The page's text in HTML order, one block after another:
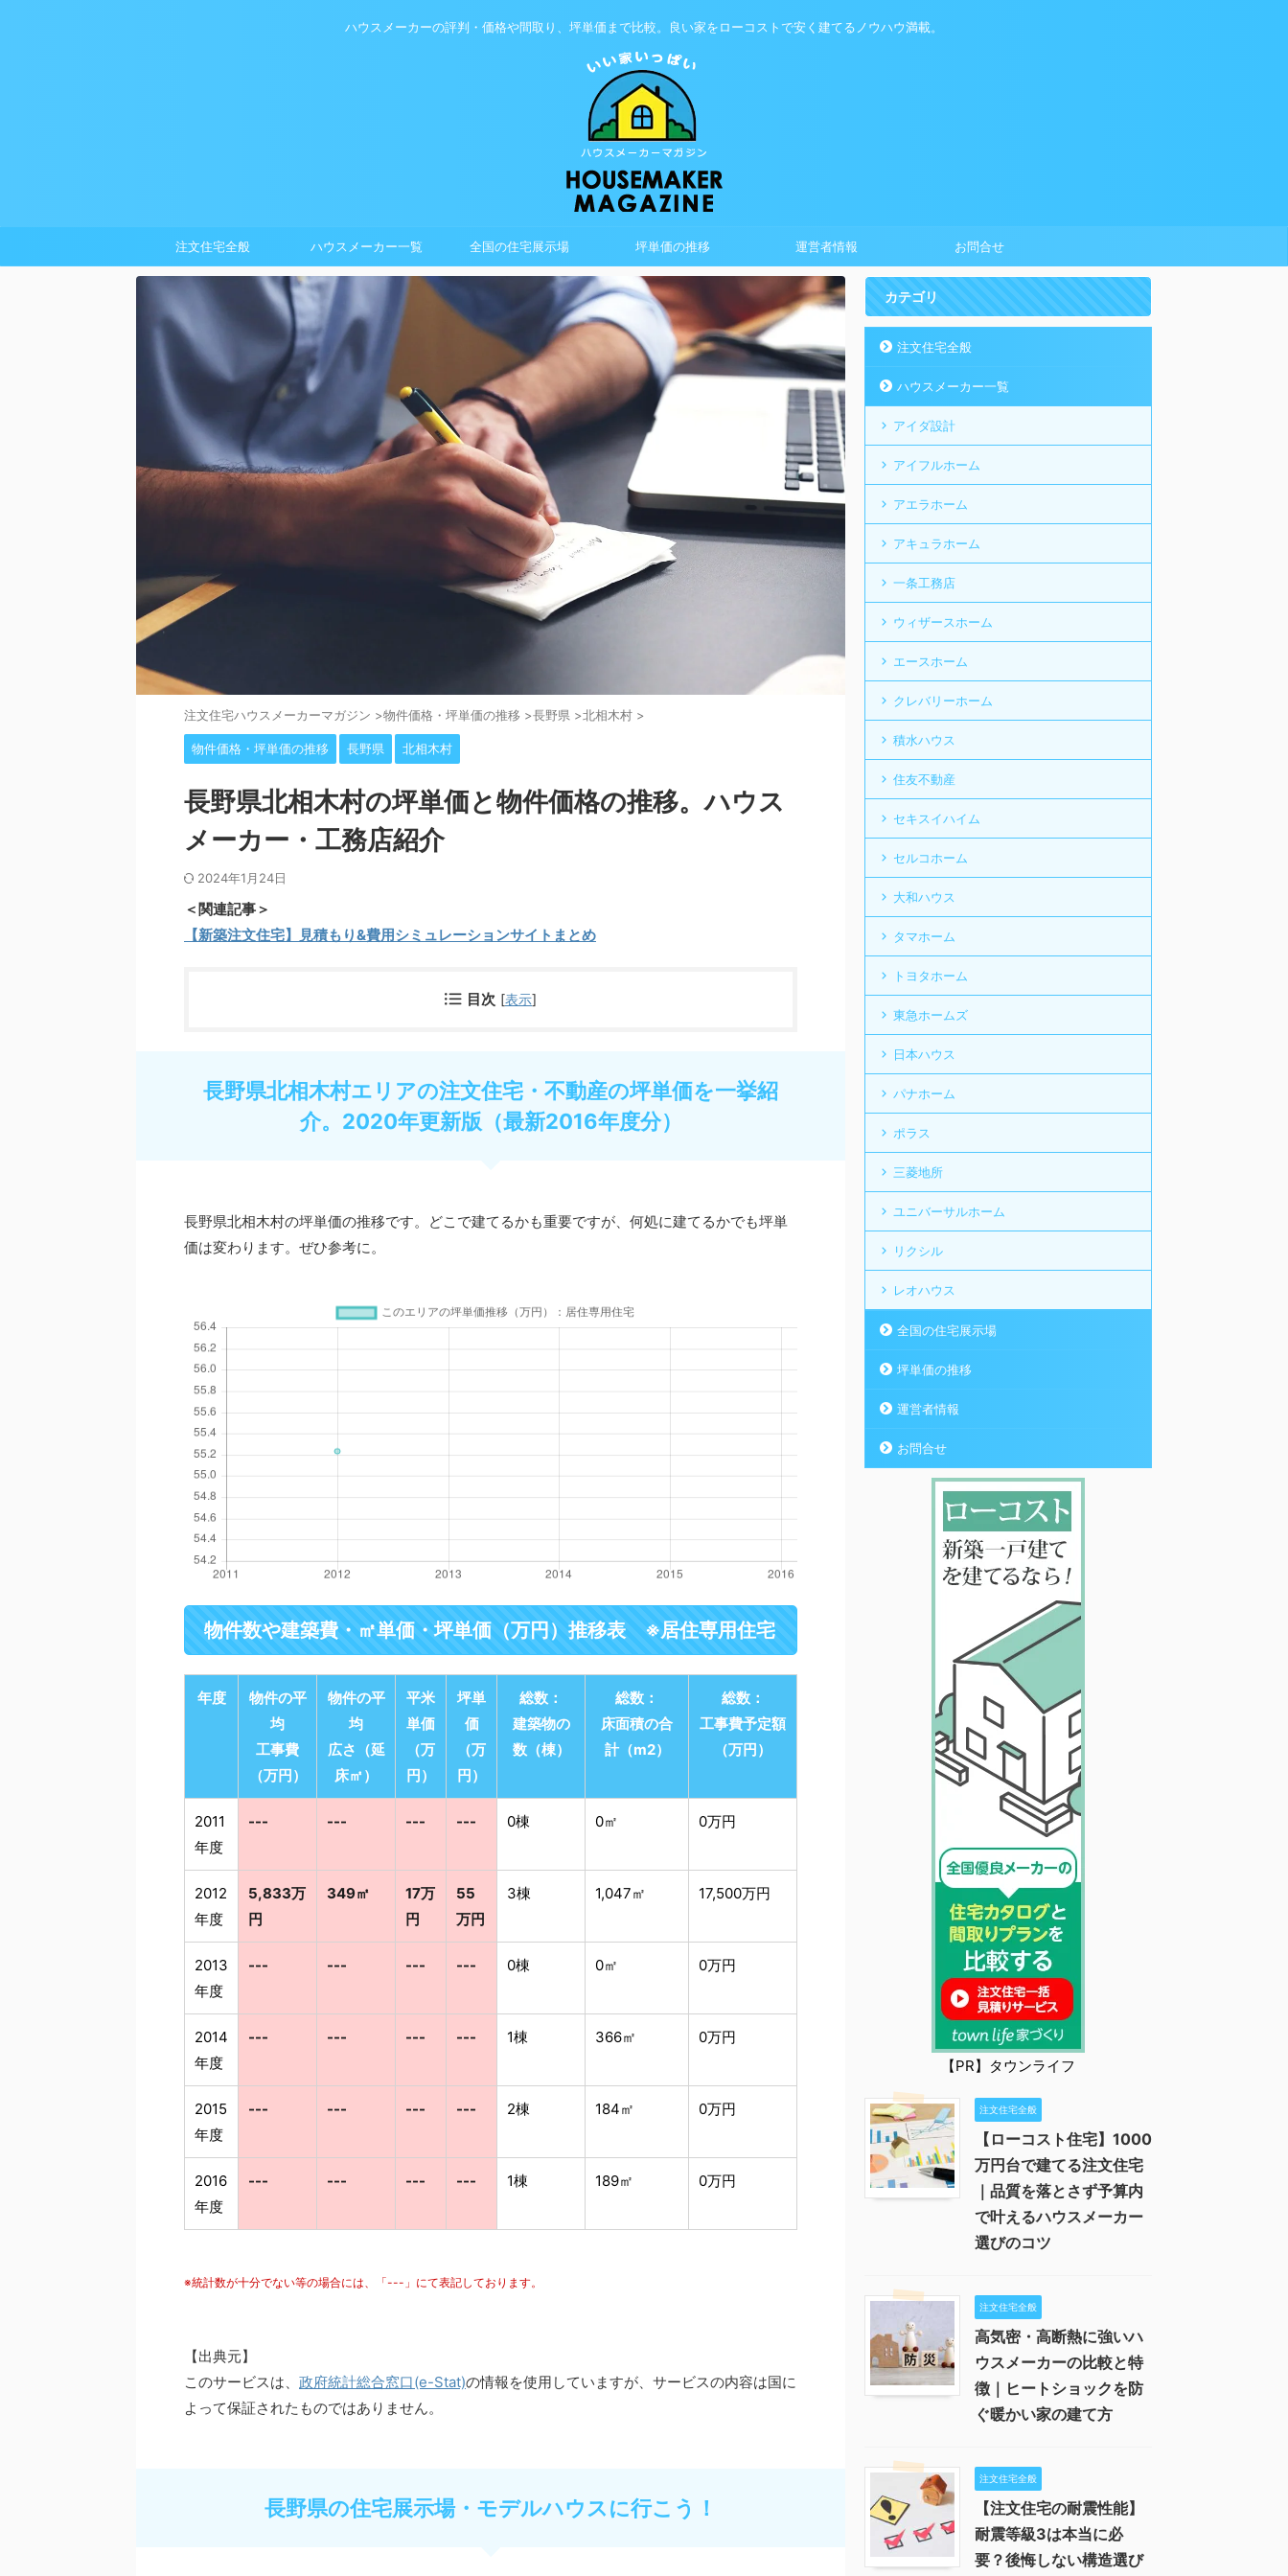
ハウスメーカーの評判・価格や間取り、坪単価まで比較。良い家をローコストで安く建てるノウハウ満載。
注文住宅全般 ハウスメーカー一覧 全国の住宅展示場 坪単価の推移 運営者情報 お問合せ
注⽂住宅ハウスメーカーマガジン >物件価格・坪単価の推移 >長野県 >北相木村 >
物件価格・坪単価の推移 長野県 北相木村
長野県北相木村の坪単価と物件価格の推移。ハウス
メーカー・工務店紹介
2024年1月24日
＜関連記事＞
【新築注文住宅】見積もり&費用シミュレーションサイトまとめ
目次 [表示]
長野県北相木村エリアの注文住宅・不動産の坪単価を一挙紹
介。2020年更新版（最新2016年度分）
長野県北相木村の坪単価の推移です。どこで建てるかも重要ですが、何処に建てるかでも坪単
価は変わります。ぜひ参考に。
物件数や建築費・㎡単価・坪単価（万円）推移表 ※居住専用住宅
年度
物件の平
均
工事費
（万円）
物件の平
均
広さ（延
床㎡）
平米
単価
（万
円）
坪単
価
（万
円）
総数：
建築物の
数（棟）
総数：
床面積の合
計（m2）
総数：
工事費予定額
（万円）
2011
年度
--- --- --- --- 0棟 0㎡ 0万円
2012
年度
5,833万
円
349㎡
17万
円
55
万円
3棟 1,047㎡ 17,500万円
2013
年度
--- --- --- --- 0棟 0㎡ 0万円
2014
年度
--- --- --- --- 1棟 366㎡ 0万円
2015
年度
--- --- --- --- 2棟 184㎡ 0万円
2016
年度
--- --- --- --- 1棟 189㎡ 0万円
※統計数が十分でない等の場合には、「---」にて表記しております。
【出典元】
このサービスは、 政府統計総合窓口(e-Stat)の情報を使用していますが、サービスの内容は国に
よって保証されたものではありません。
長野県の住宅展示場・モデルハウスに行こう！
カテゴリ
注文住宅全般
ハウスメーカー一覧
アイダ設計
アイフルホーム
アエラホーム
アキュラホーム
一条工務店
ウィザースホーム
エースホーム
クレバリーホーム
積水ハウス
住友不動産
セキスイハイム
セルコホーム
大和ハウス
タマホーム
トヨタホーム
東急ホームズ
日本ハウス
パナホーム
ポラス
三菱地所
ユニバーサルホーム
リクシル
レオハウス
全国の住宅展示場
坪単価の推移
運営者情報
お問合せ
【PR】タウンライフ
注文住宅全般
【ローコスト住宅】1000
万円台で建てる注文住宅
｜品質を落とさず予算内
で叶えるハウスメーカー
選びのコツ
注文住宅全般
高気密・高断熱に強いハ
ウスメーカーの比較と特
徴｜ヒートショックを防
ぐ暖かい家の建て方
注文住宅全般
【注文住宅の耐震性能】
耐震等級3は本当に必
要？後悔しない構造選び